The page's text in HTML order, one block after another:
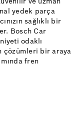
yedek parça
sağlıklı bir
Bosch Car
odaklı
çözümleri bir araya
fren